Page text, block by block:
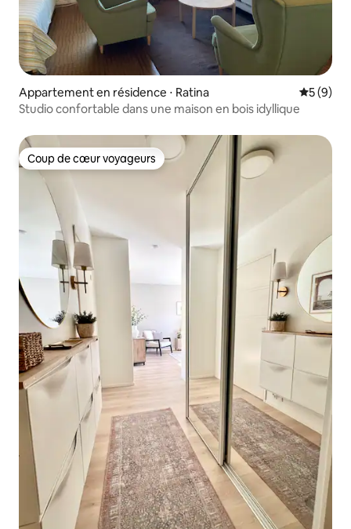
Appartement en résidence ⋅ Ratina
5 (9)
Studio confortable dans une maison en bois idyllique
Coup de cœur voyageurs
Coup de cœur voyageurs